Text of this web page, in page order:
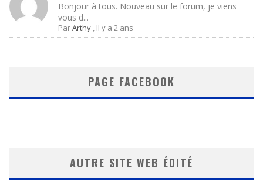
Bonjour à tous. Nouveau sur le forum, je viens
vous d...
ParArthy , Il y a 2 ans
PAGE FACEBOOK
AUTRE SITE WEB ÉDITÉ